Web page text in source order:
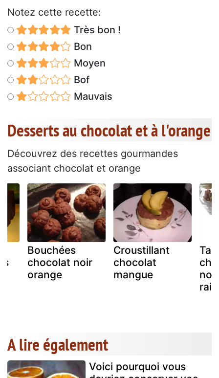
Notez cette recette:
Très bon !
Bon
Moyen
Bof
Mauvais
Desserts au chocolat et à l'orange
Découvrez des recettes gourmandes
associant chocolat et orange
Bouchées
chocolat noir
orange
Croustillant
chocolat
mangue
A lire également
Voici pourquoi vous